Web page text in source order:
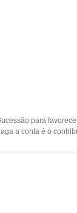
para
a conta é o